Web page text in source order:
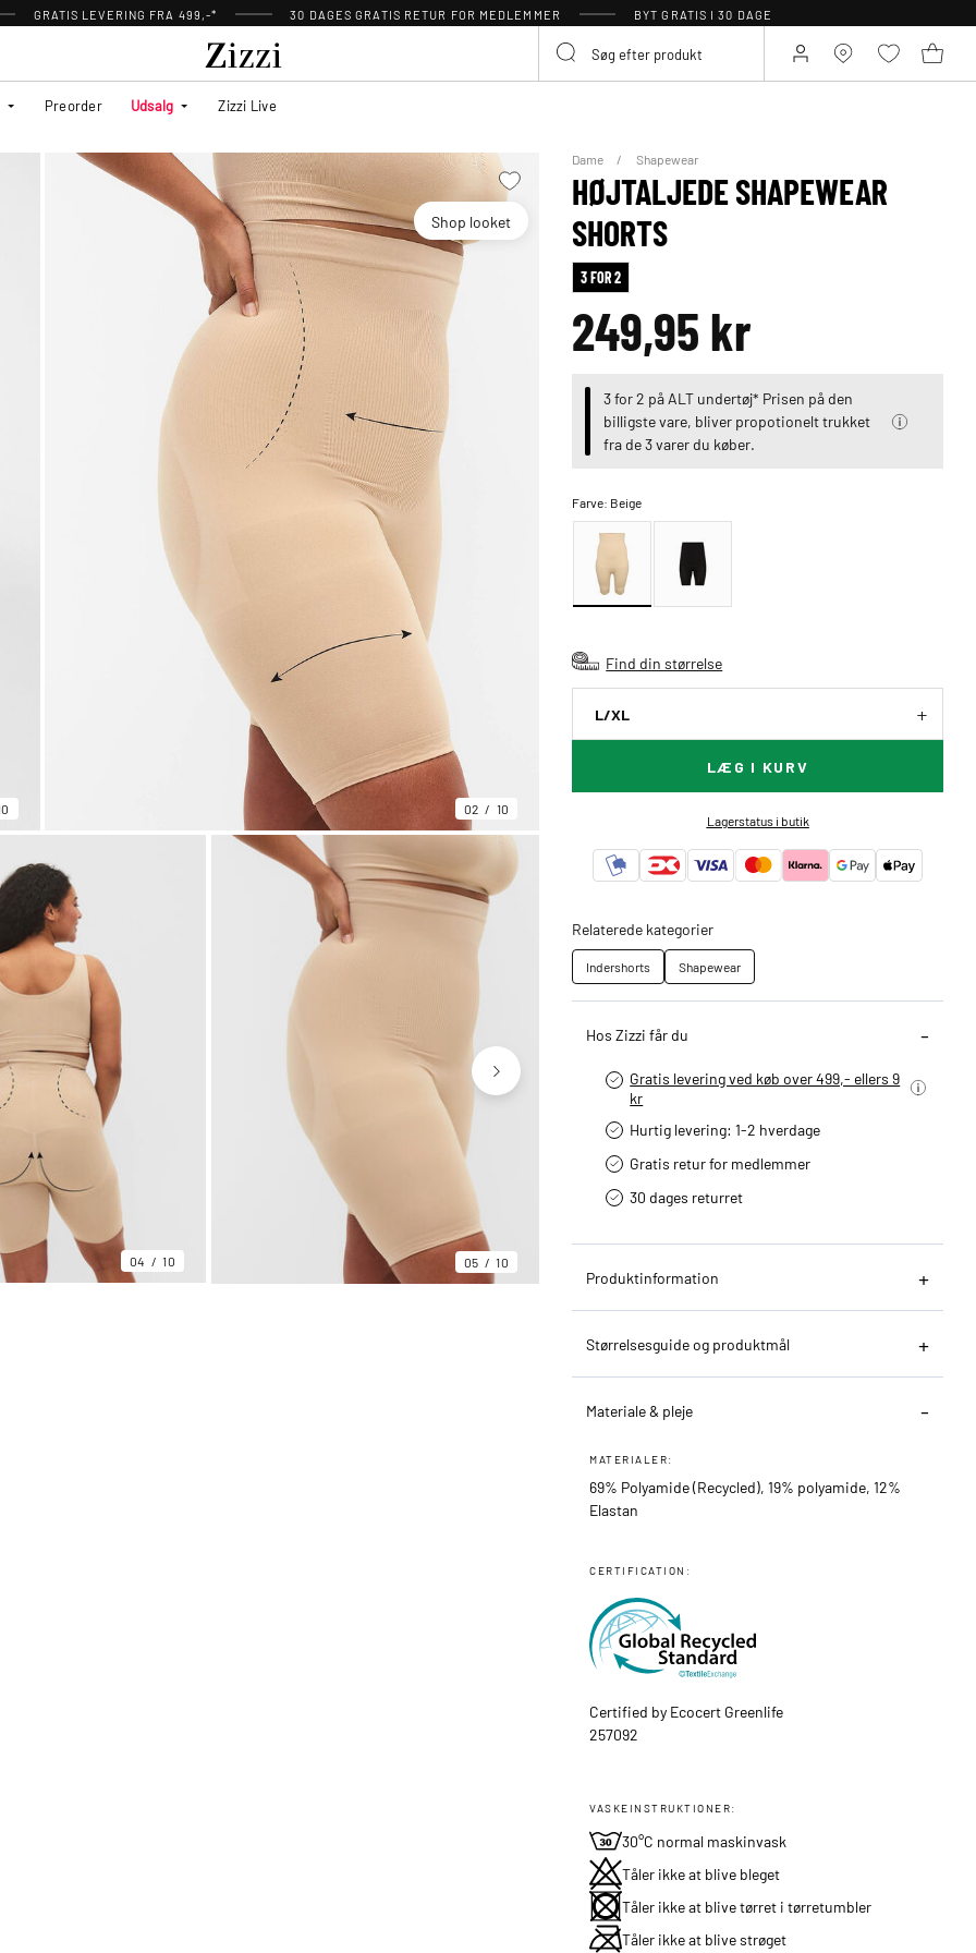
GRATIS LEVERING FRA 499,-* 30 DAGES GRATIS RETUR FOR MEDLEMMER BYT GRATIS I 30 DAGE
Preorder Udsalg Zizzi Live
Shop looket
02 10
04 10 05 10
Dame Shapewear
HØJTALJEDE SHAPEWEAR
SHORTS
3 FOR 2
249,95 kr
3 for 2 på ALT undertøj* Prisen på den
billigste vare, bliver propotionelt trukket
fra de 3 varer du køber.
Farve: Beige
Find din størrelse
L/XL
LÆG I KURV
Lagerstatus i butik
Relaterede kategorier
Indershorts Shapewear
Hos Zizzi får du
Gratis levering ved køb over 499,- ellers 9
kr
Hurtig levering­: 1-2 hverdage
Gratis retur for medlemmer
30 dages returret
Produktinformation
Størrelsesguide og produktmål
Materiale & pleje
MATERIALER:
69% Polyamide (Recycled), 19% polyamide, 12%
Elastan
CERTIFICATION:
Certified by Ecocert Greenlife
257092
VASKEINSTRUKTIONER:
30°C normal maskinvask
Tåler ikke at blive bleget
Tåler ikke at blive tørret i tørretumbler
Tåler ikke at blive strøget